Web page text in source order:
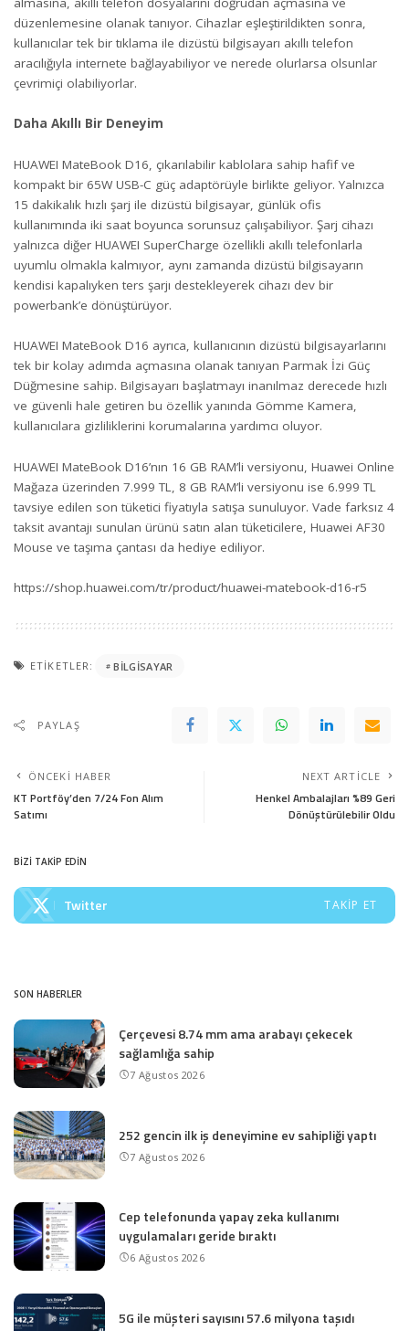
düzenlemesine olanak tanıyor. Cihazlar eşleştirildikten sonra,
kullanıcılar tek bir tıklama ile dizüstü bilgisayarı akıllı telefon
aracılığıyla internete bağlayabiliyor ve nerede olurlarsa olsunlar
çevrimiçi olabiliyorlar.
Daha Akıllı Bir Deneyim
HUAWEI MateBook D16, çıkarılabilir kablolara sahip hafif ve
kompakt bir 65W USB-C güç adaptörüyle birlikte geliyor. Yalnızca
15 dakikalık hızlı şarj ile dizüstü bilgisayar, günlük ofis
kullanımında iki saat boyunca sorunsuz çalışabiliyor. Şarj cihazı
yalnızca diğer HUAWEI SuperCharge özellikli akıllı telefonlarla
uyumlu olmakla kalmıyor, aynı zamanda dizüstü bilgisayarın
kendisi kapalıyken ters şarjı destekleyerek cihazı dev bir
powerbank’e dönüştürüyor.
HUAWEI MateBook D16 ayrıca, kullanıcının dizüstü bilgisayarlarını
tek bir kolay adımda açmasına olanak tanıyan Parmak İzi Güç
Düğmesine sahip. Bilgisayarı başlatmayı inanılmaz derecede hızlı
ve güvenli hale getiren bu özellik yanında Gömme Kamera,
kullanıcılara gizliliklerini korumalarına yardımcı oluyor.
HUAWEI MateBook D16’nın 16 GB RAM’li versiyonu, Huawei Online
Mağaza üzerinden 7.999 TL, 8 GB RAM’li versiyonu ise 6.999 TL
tavsiye edilen son tüketici fiyatıyla satışa sunuluyor. Vade farksız 4
taksit avantajı sunulan ürünü satın alan tüketicilere, Huawei AF30
Mouse ve taşıma çantası da hediye ediliyor.
https://shop.huawei.com/tr/product/huawei-matebook-d16-r5
ETIKETLER: BILGISAYAR
PAYLAŞ
ÖNCEKI HABER
KT Portföy’den 7/24 Fon Alım
Satımı
NEXT ARTICLE
Henkel Ambalajları %89 Geri
Dönüştürülebilir Oldu
BİZİ TAKİP EDİN
Twitter TAKIP ET
SON HABERLER
Çerçevesi 8.74 mm ama arabayı çekecek
sağlamlığa sahip
7 Ağustos 2026
252 gencin ilk iş deneyimine ev sahipliği yaptı
7 Ağustos 2026
Cep telefonunda yapay zeka kullanımı
uygulamaları geride bıraktı
6 Ağustos 2026
5G ile müşteri sayısını 57.6 milyona taşıdı